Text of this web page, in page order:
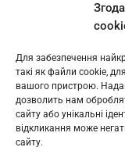
Для забезпечення
такі як файли cookie,
вашого пристрою.
дозволить нам
сайту або унікальні
відкликання може
сайту.
: L11-01410
: L11-01801
Косів: L11-01805
Гарасимів: L11-02274